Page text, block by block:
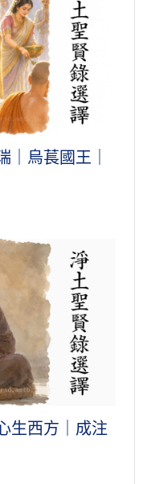
烏萇國王｜
生西方｜成注